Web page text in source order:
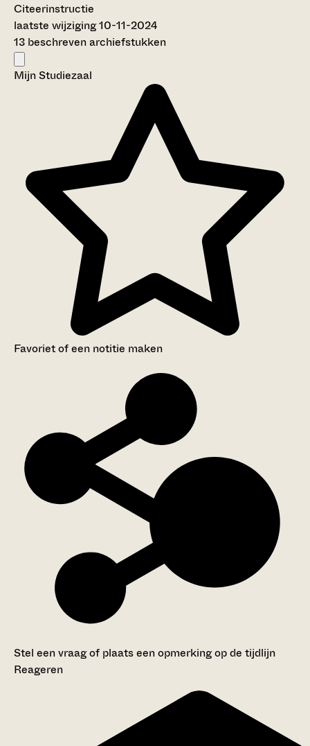
Citeerinstructie
laatste wijziging 10-11-2024
13 beschreven archiefstukken
Mijn Studiezaal
Favoriet of een notitie maken
Stel een vraag of plaats een opmerking op de tijdlijn
Reageren